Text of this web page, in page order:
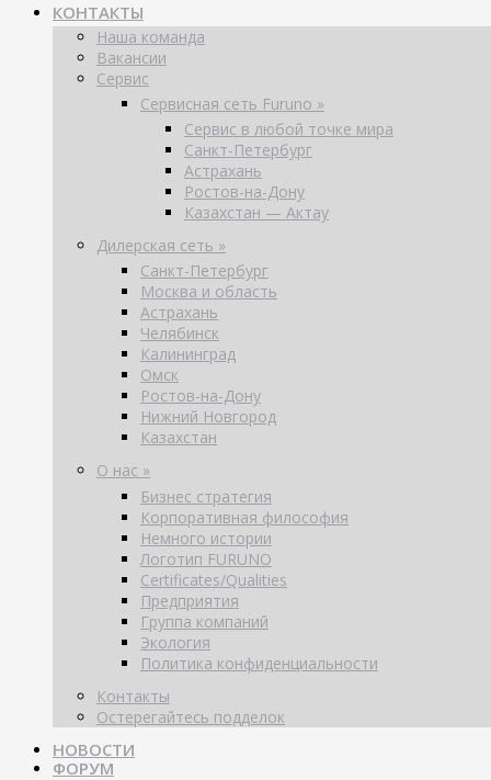
КОНТАКТЫ
Наша команда
Вакансии
Сервис
Сервисная сеть Furuno »
Сервис в любой точке мира
Санкт-Петербург
Астрахань
Ростов-на-Дону
Казахстан — Актау
Дилерская сеть »
Санкт-Петербург
Москва и область
Астрахань
Челябинск
Калининград
Омск
Ростов-на-Дону
Нижний Новгород
Казахстан
О нас »
Бизнес стратегия
Корпоративная философия
Немного истории
Логотип FURUNO
Certificates/Qualities
Предприятия
Группа компаний
Экология
Политика конфиденциальности
Контакты
Остерегайтесь подделок
НОВОСТИ
ФОРУМ